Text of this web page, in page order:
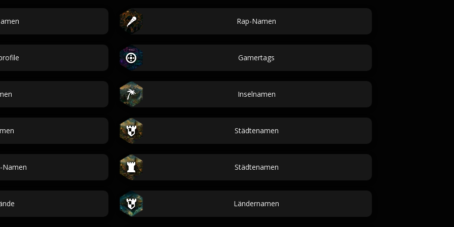
Rap-Namen
Gamertags
Inselnamen
Städtenamen
Namen Städtenamen
Ländernamen